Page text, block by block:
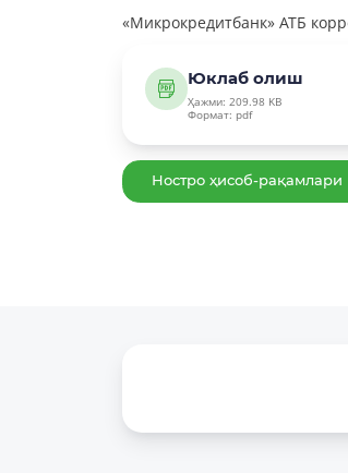
«Микрокредитбанк» АТБ
Юклаб олиш
Ҳажми: 209.98 KB
Формат: pdf
Ностро ҳисоб-рақамлари